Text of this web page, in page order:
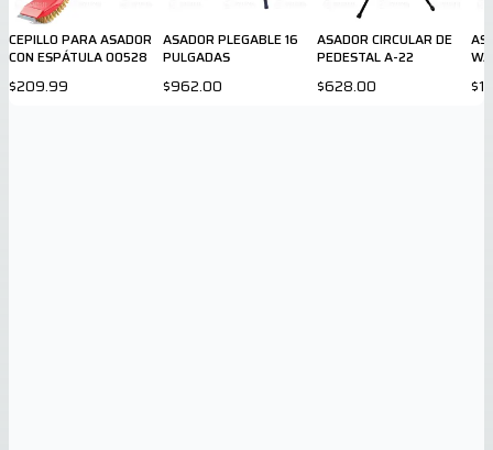
CEPILLO PARA ASADOR
CON ESPÁTULA 00528
$209.99
ASADOR PLEGABLE 16
PULGADAS
$962.00
ASADOR CIRCULAR DE
PEDESTAL A-22
$628.00